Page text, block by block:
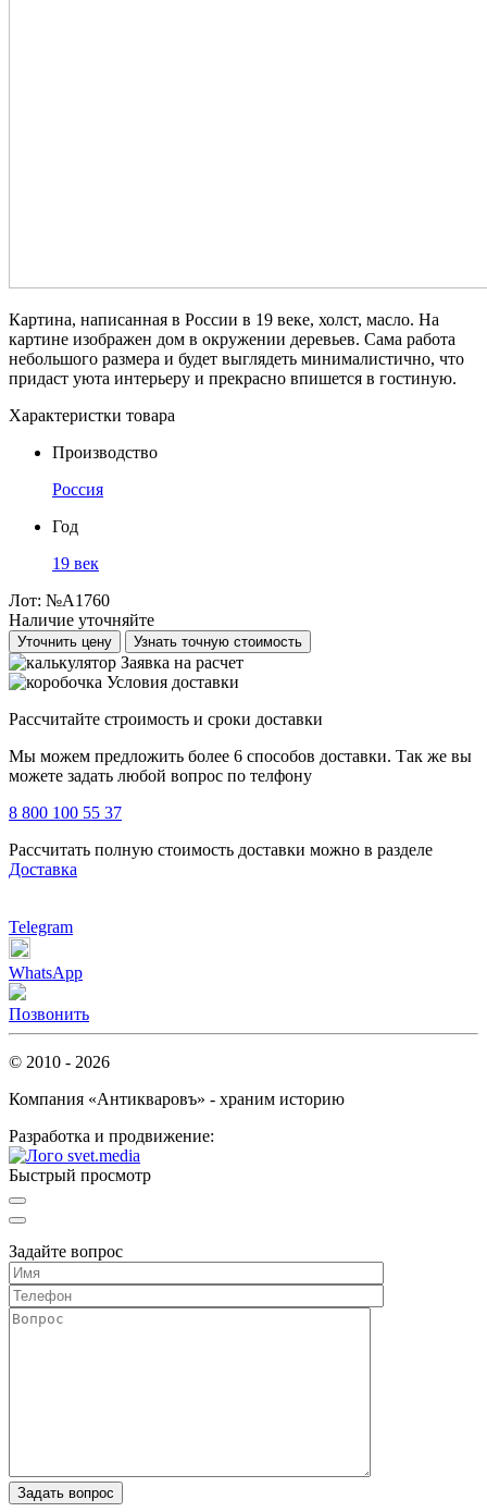
Картина, написанная в России в 19 веке, холст, масло. На
картине изображен дом в окружении деревьев. Сама работа
небольшого размера и будет выглядеть минималистично, что
придаст уюта интерьеру и прекрасно впишется в гостиную.
Характеристки товара
Производство
Россия
Год
19 век
Лот: №A1760
Наличие уточняйте
Уточнить цену Узнать точную стоимость
Заявка на расчет
Условия доставки
Рассчитайте строимость и сроки доставки
Мы можем предложить более 6 способов доставки. Так же вы
можете задать любой вопрос по телфону
8 800 100 55 37
Рассчитать полную стоимость доставки можно в разделе
Доставка
Telegram
WhatsApp
Позвонить
© 2010 - 2026
Компания «Антикваровъ» - храним историю
Разработка и продвижение:
Быстрый просмотр
Задайте вопрос